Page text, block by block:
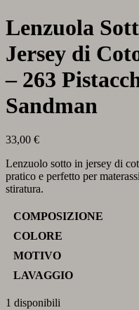
Lenzuola
Jersey di
– 263
Sandman
33,00 €
Lenzuolo sotto in jersey di
pratico e perfetto per
stiratura.
COMPOSIZIONE
COLORE
MOTIVO
LAVAGGIO
1 disponibili